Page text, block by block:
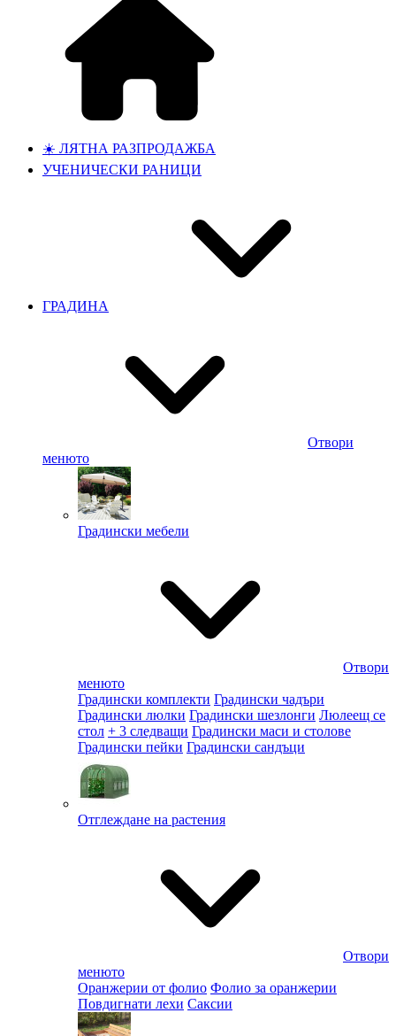
☀️ ЛЯТНА РАЗПРОДАЖБА
УЧЕНИЧЕСКИ РАНИЦИ
ГРАДИНА
Отвори
менюто
Градински мебели
Отвори
менюто
Градински комплекти Градински чадъри
Градински люлки Градински шезлонги Люлеещ се
стол + 3 следващи Градински маси и столове
Градински пейки Градински сандъци
Отглеждане на растения
Отвори
менюто
Оранжерии от фолио Фолио за оранжерии
Повдигнати лехи Саксии